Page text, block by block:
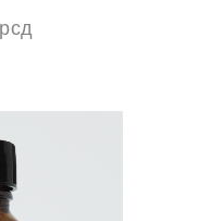
рсд